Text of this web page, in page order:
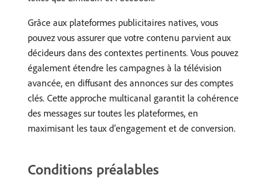
Grâce aux plateformes publicitaires natives, vous
pouvez vous assurer que votre contenu parvient aux
décideurs dans des contextes pertinents. Vous pouvez
également étendre les campagnes à la télévision
avancée, en diffusant des annonces sur des comptes
clés. Cette approche multicanal garantit la cohérence
des messages sur toutes les plateformes, en
maximisant les taux d’engagement et de conversion.
Conditions préalables